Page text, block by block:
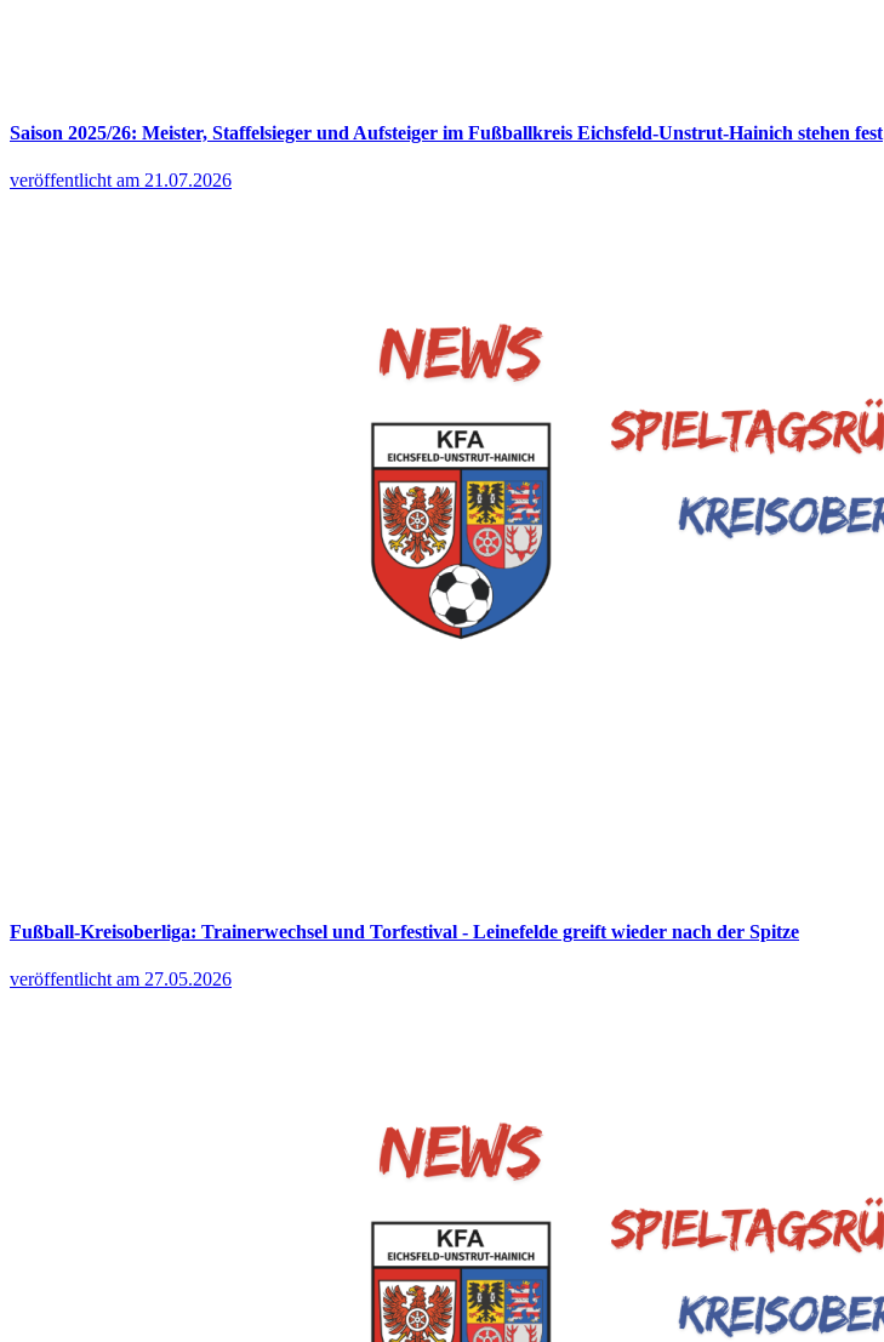
Saison 2025/26: Meister, Staffelsieger und Aufsteiger im Fußballkreis Eichsfeld-Unstrut-Hainich stehen fest
veröffentlicht am 21.07.2026
Fußball-Kreisoberliga: Trainerwechsel und Torfestival - Leinefelde greift wieder nach der Spitze
veröffentlicht am 27.05.2026